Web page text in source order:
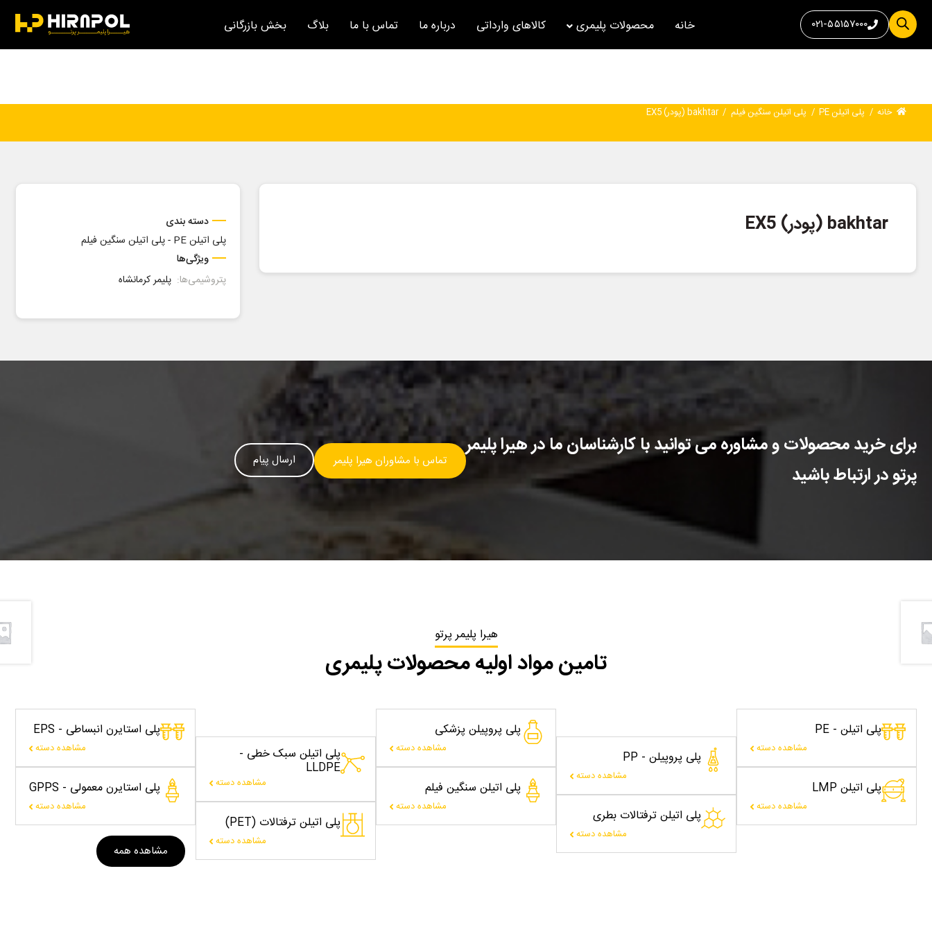
۰۲۱-۵۵۱۵۷۰۰۰ خانه محصولات پلیمری کالاهای وارداتی درباره ما تماس با ما بلاگ بخش بازرگانی
خانه / پلی اتیلن PE / پلی اتیلن سنگین فیلم / bakhtar (پودر) EX5
bakhtar (پودر) EX5
دسته بندی
پلی اتیلن PE
-پلی اتیلن سنگین فیلم
ویژگی‌ها
پتروشیمی‌ها: پلیمر کرمانشاه
برای خرید محصولات و مشاوره می توانید با کارشناسان ما در هیرا پلیمر
پرتو در ارتباط باشید
تماس با مشاوران هیرا پلیمر ارسال پیام
هیرا پلیمر پرتو
تامین مواد اولیه محصولات پلیمری
پلی اتیلن - PE
مشاهده دسته
پلی اتیلن LMP
مشاهده دسته
پلی پروپیلن - PP
مشاهده دسته
پلی اتیلن ترفتالات بطری
مشاهده دسته
پلی پروپیلن پزشکی
مشاهده دسته
پلی اتیلن سنگین فیلم
مشاهده دسته
پلی اتیلن سبک خطی -
LLDPE
مشاهده دسته
پلی اتیلن ترفتالات (PET)
مشاهده دسته
پلی استایرن انبساطی - EPS
مشاهده دسته
پلی استایرن معمولی - GPPS
مشاهده دسته
مشاهده همه